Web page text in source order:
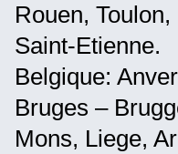
Rouen,
Saint-Etienne.
Belgique:
Bruges –
Mons, Liege,